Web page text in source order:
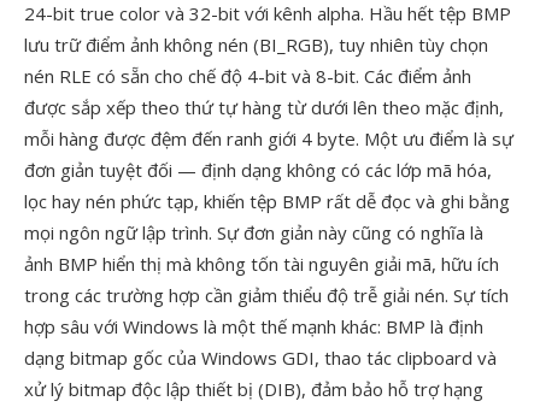
24-bit true color và 32-bit với kênh alpha. Hầu hết tệp BMP
lưu trữ điểm ảnh không nén (BI_RGB), tuy nhiên tùy chọn
nén RLE có sẵn cho chế độ 4-bit và 8-bit. Các điểm ảnh
được sắp xếp theo thứ tự hàng từ dưới lên theo mặc định,
mỗi hàng được đệm đến ranh giới 4 byte. Một ưu điểm là sự
đơn giản tuyệt đối — định dạng không có các lớp mã hóa,
lọc hay nén phức tạp, khiến tệp BMP rất dễ đọc và ghi bằng
mọi ngôn ngữ lập trình. Sự đơn giản này cũng có nghĩa là
ảnh BMP hiển thị mà không tốn tài nguyên giải mã, hữu ích
trong các trường hợp cần giảm thiểu độ trễ giải nén. Sự tích
hợp sâu với Windows là một thế mạnh khác: BMP là định
dạng bitmap gốc của Windows GDI, thao tác clipboard và
xử lý bitmap độc lập thiết bị (DIB), đảm bảo hỗ trợ hạng